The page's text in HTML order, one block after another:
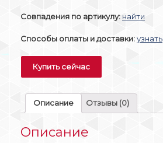
Совпадения по артикулу: найти
Способы оплаты и доставки:узнать
Купить сейчас
Описание Отзывы (0)
Описание